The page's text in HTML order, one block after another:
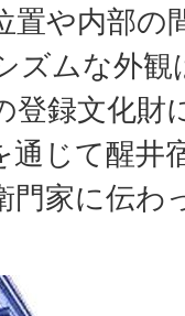
置や内部の
ズムな外観
登録文化財
通じて醒井
門家に伝わ